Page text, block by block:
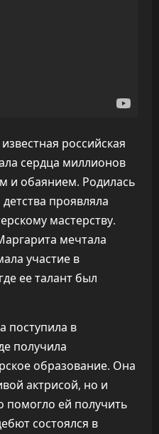
российская
сердца миллионов
и обаянием. Родилась
проявляла
мастерству.
мечтала
участие в
ее талант был
поступила в
получила
образование. Она
актрисой, но и
ей получить
состоялся в